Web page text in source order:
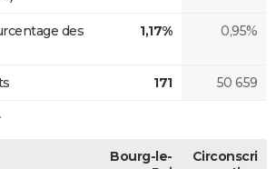
des
1,17% 0,95%
171 50 659
Bourg-le-
Circonscri